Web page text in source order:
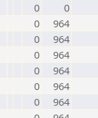
0
0
0
964
0
964
0
964
0
964
0
964
0
964